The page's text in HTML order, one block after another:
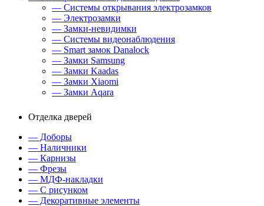
— Системы открывания электрозамков
— Электрозамки
— Замки-невидимки
— Системы видеонаблюдения
— Smart замок Danalock
— Замки Samsung
— Замки Kaadas
— Замки Xiaomi
— Замки Aqara
Отделка дверей
— Доборы
— Наличники
— Карнизы
— Фрезы
— МДФ-накладки
— С рисунком
— Декоративные элементы